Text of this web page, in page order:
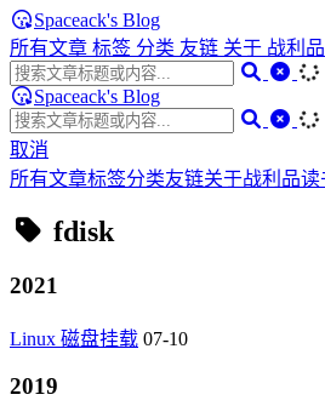
Spaceack's Blog
所有文章 标签 分类 友链 关于 战利品
Spaceack's Blog
取消
所有文章标签分类友链关于战利品读
fdisk
2021
Linux 磁盘挂载 07-10
2019